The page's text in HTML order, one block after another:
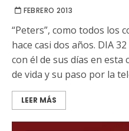
FEBRERO 2013
“Peters”, como todos los
hace casi dos años. DIA
con él de sus días en
de vida y su paso por la
LEER MÁS